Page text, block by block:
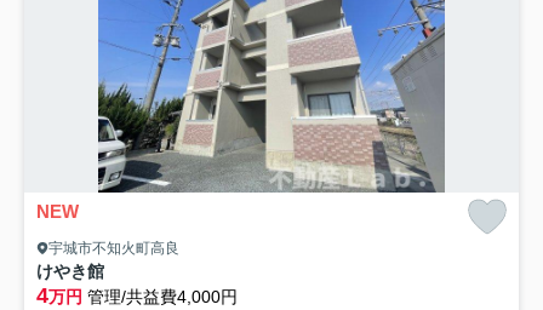
NEW
宇城市不知火町高良
けやき館
4万円 管理/共益費4,000円